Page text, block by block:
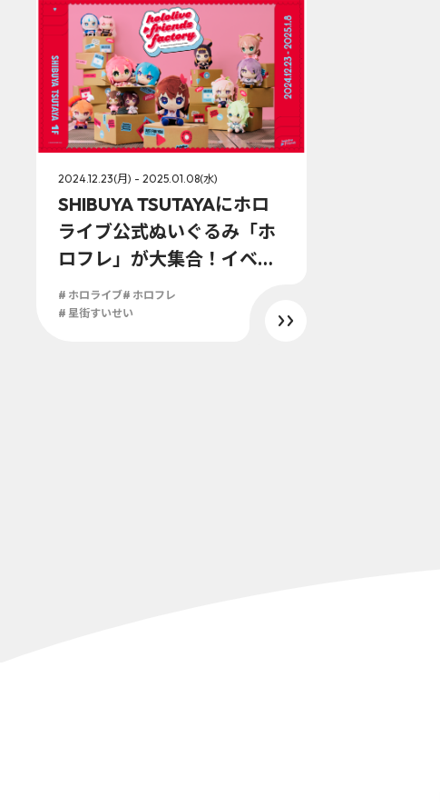
2024.12.23(月) - 2025.01.08(水)
SHIBUYA TSUTAYAにホロ
ライブ公式ぬいぐるみ「ホ
ロフレ」が大集合！イベン
ト「hololive friends facto
ry」開催決定！
# ホロライブ# ホロフレ
# 星街すいせい